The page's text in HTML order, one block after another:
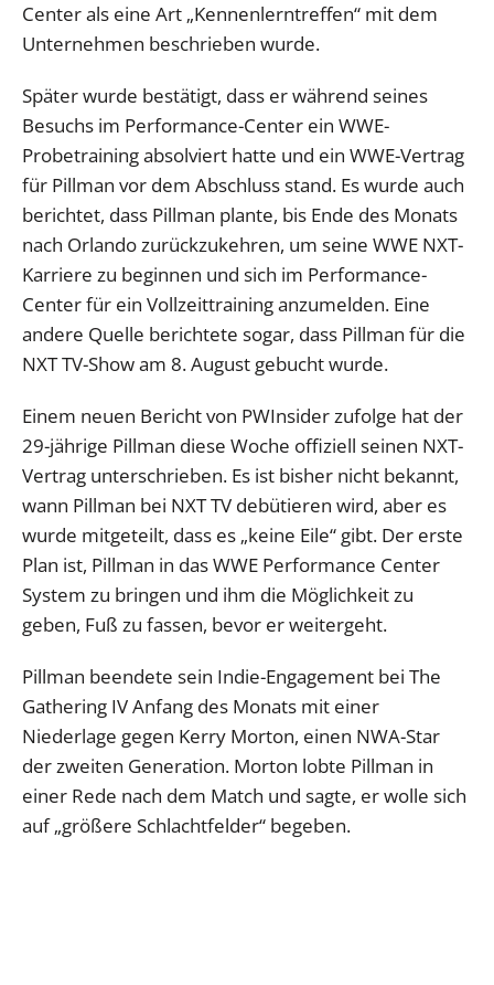
Center als eine Art „Kennenlerntreffen“ mit dem
Unternehmen beschrieben wurde.
Später wurde bestätigt, dass er während seines
Besuchs im Performance-Center ein WWE-
Probetraining absolviert hatte und ein WWE-Vertrag
für Pillman vor dem Abschluss stand. Es wurde auch
berichtet, dass Pillman plante, bis Ende des Monats
nach Orlando zurückzukehren, um seine WWE NXT-
Karriere zu beginnen und sich im Performance-
Center für ein Vollzeittraining anzumelden. Eine
andere Quelle berichtete sogar, dass Pillman für die
NXT TV-Show am 8. August gebucht wurde.
Einem neuen Bericht von PWInsider zufolge hat der
29-jährige Pillman diese Woche offiziell seinen NXT-
Vertrag unterschrieben. Es ist bisher nicht bekannt,
wann Pillman bei NXT TV debütieren wird, aber es
wurde mitgeteilt, dass es „keine Eile“ gibt. Der erste
Plan ist, Pillman in das WWE Performance Center
System zu bringen und ihm die Möglichkeit zu
geben, Fuß zu fassen, bevor er weitergeht.
Pillman beendete sein Indie-Engagement bei The
Gathering IV Anfang des Monats mit einer
Niederlage gegen Kerry Morton, einen NWA-Star
der zweiten Generation. Morton lobte Pillman in
einer Rede nach dem Match und sagte, er wolle sich
auf „größere Schlachtfelder“ begeben.